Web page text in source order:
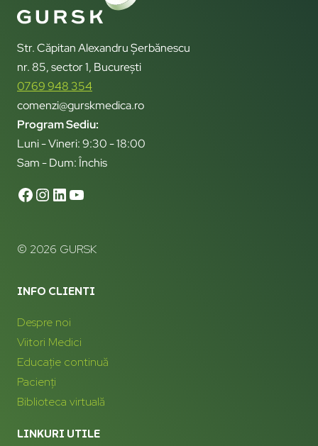
Str. Căpitan Alexandru Șerbănescu
nr. 85, sector 1, București
0769 948 354
comenzi@gurskmedica.ro
Program Sediu:
Luni - Vineri: 9:30 - 18:00
Sam - Dum: Închis
© 2026 GURSK
INFO CLIENTI
Despre noi
Viitori Medici
Educație continuă
Pacienți
Biblioteca virtuală
LINKURI UTILE